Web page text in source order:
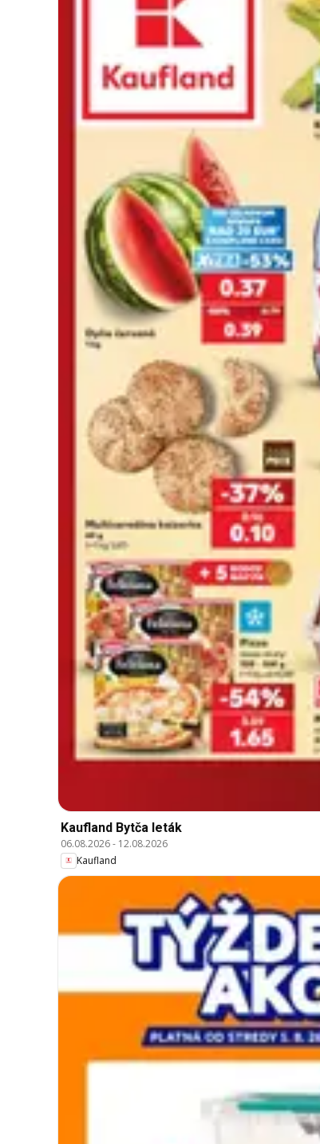
Kaufland Bytča leták
06.08.2026- 12.08.2026
Kaufland